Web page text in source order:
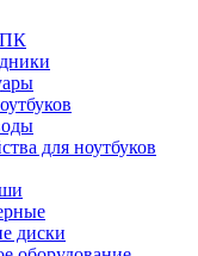
ПК
для ноутбуков
диски